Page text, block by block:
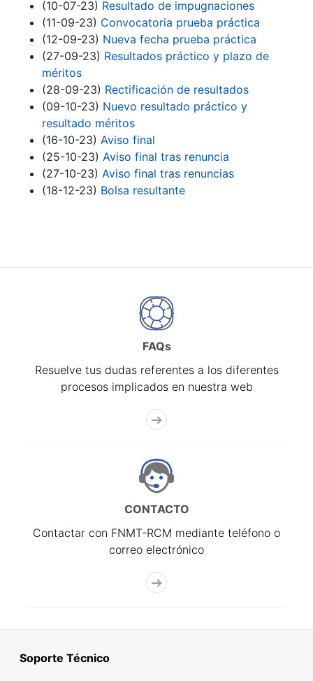
(10-07-23) Resultado de impugnaciones
(11-09-23) Convocatoria prueba práctica
(12-09-23) Nueva fecha prueba práctica
(27-09-23) Resultados práctico y plazo de
méritos
(28-09-23) Rectificación de resultados
(09-10-23) Nuevo resultado práctico y
resultado méritos
(16-10-23) Aviso final
(25-10-23) Aviso final tras renuncia
(27-10-23) Aviso final tras renuncias
(18-12-23) Bolsa resultante
FAQs
Resuelve tus dudas referentes a los diferentes
procesos implicados en nuestra web
CONTACTO
Contactar con FNMT-RCM mediante teléfono o
correo electrónico
Soporte Técnico